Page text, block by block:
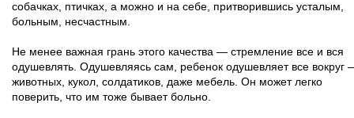
собачках, птичках, а можно и на себе, притворившись усталым,
больным, несчастным.
Не менее важная грань этого качества — стремление все и вся
одушевлять. Одушевляясь сам, ребенок одушевляет все вокруг
животных, кукол, солдатиков, даже мебель. Он может легко
поверить, что им тоже бывает больно.